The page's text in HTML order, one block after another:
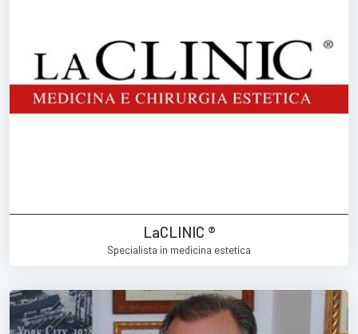
LaCLINIC ®
Specialista in medicina estetica